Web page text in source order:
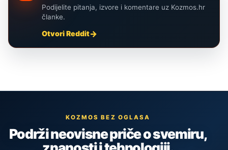
Podijelite pitanja, izvore i komentare uz Kozmos.hr
članke.
Otvori Reddit
KOZMOS BEZ OGLASA
Podrži neovisne priče o svemiru,